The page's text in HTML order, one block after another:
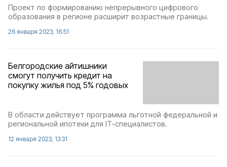
Проект по формированию непрерывного цифрового
образования в регионе расширит возрастные границы.
26 января 2023, 16:51
Белгородские айтишники
смогут получить кредит на
покупку жилья под 5% годовых
В области действует программа льготной федеральной и
региональной ипотеки для IT-специалистов.
12 января 2023, 13:31